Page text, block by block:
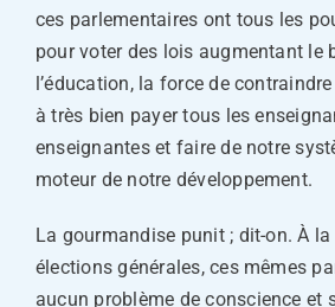
ces parlementaires ont tous les
pour voter des lois augmentant le
l’éducation, la force de
à très bien payer tous les
enseignantes et faire de notre
moteur de notre développement.
La gourmandise punit ; dit-on. À
élections générales, ces mêmes
aucun problème de conscience et